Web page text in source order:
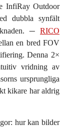
InfiRay Outdoor
dubbla synfält
— RICO
en bred FOV
Denna 2×
vridning av
ursprungliga
kikare har aldrig
hur kan bilder